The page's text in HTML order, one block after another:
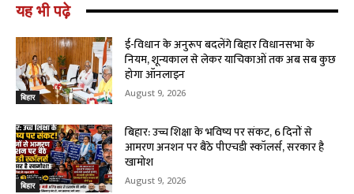
यह भी पढ़े
बिहार
ई-विधान के अनुरूप बदलेंगे बिहार विधानसभा के
नियम, शून्यकाल से लेकर याचिकाओं तक अब सब कुछ
होगा ऑनलाइन
August 9, 2026
बिहार
बिहार: उच्च शिक्षा के भविष्य पर संकट, 6 दिनों से
आमरण अनशन पर बैठे पीएचडी स्कॉलर्स, सरकार है
खामोश
August 9, 2026